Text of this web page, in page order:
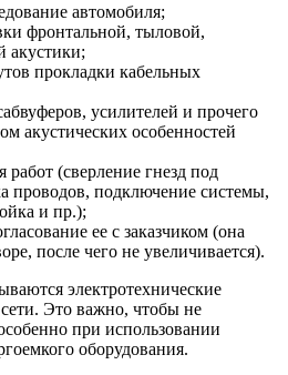
автомобиля;
фронтальной, тыловой,
акустики;
прокладки кабельных
усилителей и прочего
акустических особенностей
работ (сверление гнезд под
проводов, подключение системы,
и пр.);
ее с заказчиком (она
после чего не увеличивается).
электротехнические
сети. Это важно, чтобы не
при использовании
оборудования.